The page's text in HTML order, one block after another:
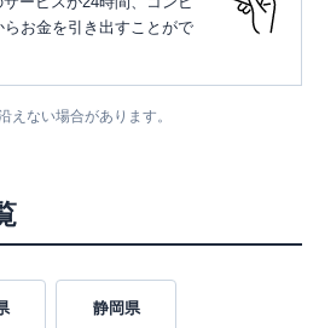
お金を引き出すことがで
えない場合があります。
静岡県